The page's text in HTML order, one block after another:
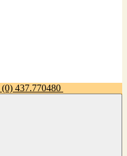
437.770480